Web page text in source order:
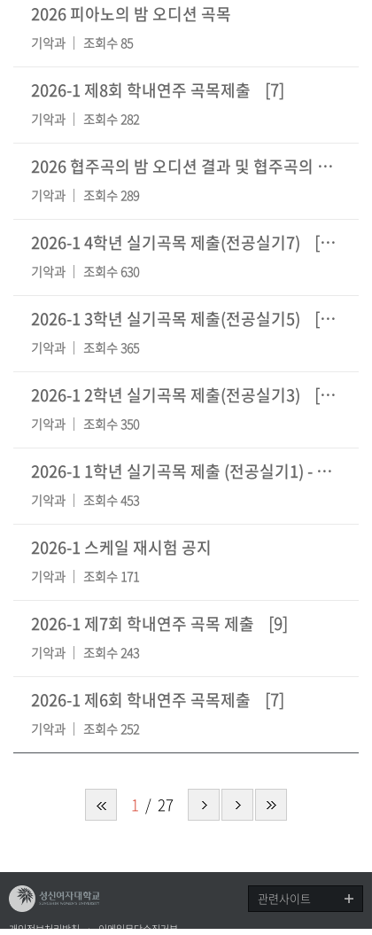
2026 피아노의 밤 오디션 곡목
기악과 조회수 85
2026-1 제8회 학내연주 곡목제출 [7]
기악과 조회수 282
2026 협주곡의 밤 오디션 결과 및 협주곡의 밤 일정 안내
기악과 조회수 289
2026-1 4학년 실기곡목 제출(전공실기7) [24]
기악과 조회수 630
2026-1 3학년 실기곡목 제출(전공실기5) [17]
기악과 조회수 365
2026-1 2학년 실기곡목 제출(전공실기3) [17]
기악과 조회수 350
2026-1 1학년 실기곡목 제출 (전공실기1) - 일정 수정
기악과 조회수 453
2026-1 스케일 재시험 공지
기악과 조회수 171
2026-1 제7회 학내연주 곡목 제출 [9]
기악과 조회수 243
2026-1 제6회 학내연주 곡목제출 [7]
기악과 조회수 252
1 27
개인정보처리방침 이메일무단수집거부
관련사이트